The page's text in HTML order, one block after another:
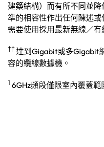
建築結構）而有所不同並
準的相容性作出任何陳述
需要使用採用最新無線／
††達到Gigabit或多Gigabit
容的纜線數據機。
1 6GHz頻段僅限室內覆蓋範